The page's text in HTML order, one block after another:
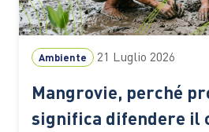
Ambiente 21 Luglio 2026
Mangrovie, perché
significa difendere il